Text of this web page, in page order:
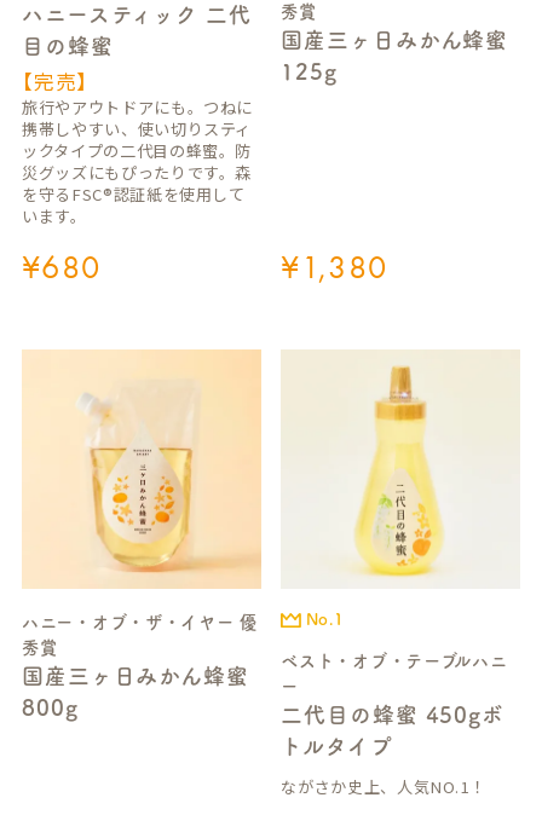
ハニースティック 二代
目の蜂蜜
【完売】
旅行やアウトドアにも。つねに
携帯しやすい、使い切りスティ
ックタイプの二代目の蜂蜜。防
災グッズにもぴったりです。森
を守るFSC®認証紙を使用して
います。
¥680
秀賞
国産三ヶ日みかん蜂蜜
125g
¥1,380
ハニー・オブ・ザ・イヤー 優
秀賞
国産三ヶ日みかん蜂蜜
800g
No.1
ベスト・オブ・テーブルハニ
ー
二代目の蜂蜜 450gボ
トルタイプ
ながさか史上、人気NO.1！